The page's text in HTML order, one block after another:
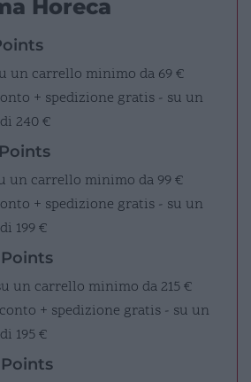
Horeca
un carrello minimo da 69 €
+ spedizione gratis - su un
240 €
un carrello minimo da 99 €
+ spedizione gratis - su un
199 €
un carrello minimo da 215 €
+ spedizione gratis - su un
195 €